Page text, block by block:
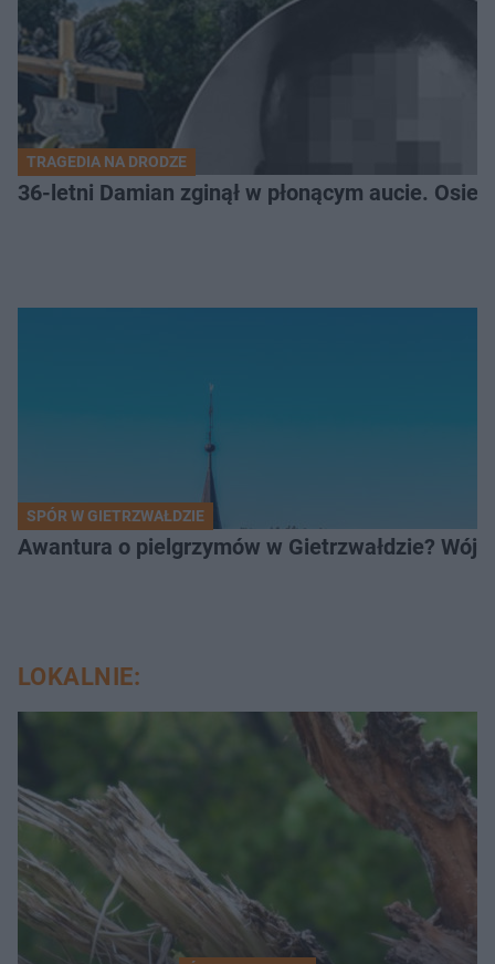
TRAGEDIA NA DRODZE
36-letni Damian zginął w płonącym aucie.
SPÓR W GIETRZWAŁDZIE
Awantura o pielgrzymów w Gietrzwałdzie? Wójt
LOKALNIE: